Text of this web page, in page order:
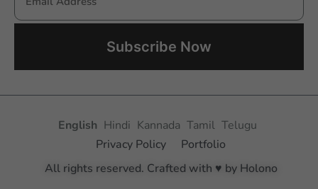
Aksharayan – Telugu Women Writers Foundation
English Hindi Kannada Tamil Telugu
Privacy Policy
Portfolio
All rights reserved. Crafted with ♥ by Holono